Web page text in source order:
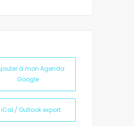
à mon Agenda
Google
/ Outlook export